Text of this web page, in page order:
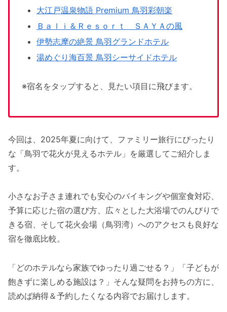
大江戸温泉物語 Premium 鳥羽彩朝楽
Ｂａｌｉ＆Ｒｅｓｏｒｔ ＳＡＹＡの風
伊勢志摩の絶景 鳥羽グランドホテル
湯めぐり海百景 鳥羽シーサイドホテル
※宿名をタップすると、見たい項目に飛びます。
今回は、2025年夏に向けて、ファミリー旅行にぴったり
な「鳥羽で花火が見えるホテル」を厳選してご紹介しま
す。
小さなお子さま連れでも安心のバイキングや個室食対応、
予算に応じた宿の選び方、広々とした大浴場でのんびりで
きる宿、そして花火会場（鳥羽湾）へのアクセスも良好な
宿を徹底比較。
「どのホテルなら家族でゆったり過ごせる？」「子どもが
飽きずに楽しめる施設は？」そんな疑問をお持ちの方に、
読めば納得＆予約したくなる内容でお届けします。